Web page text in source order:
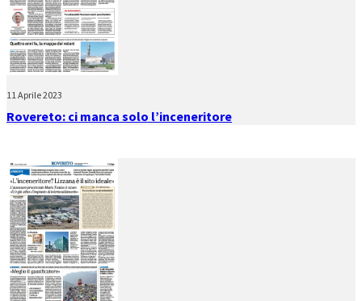
11 Aprile 2023
Rovereto: ci manca solo l’inceneritore